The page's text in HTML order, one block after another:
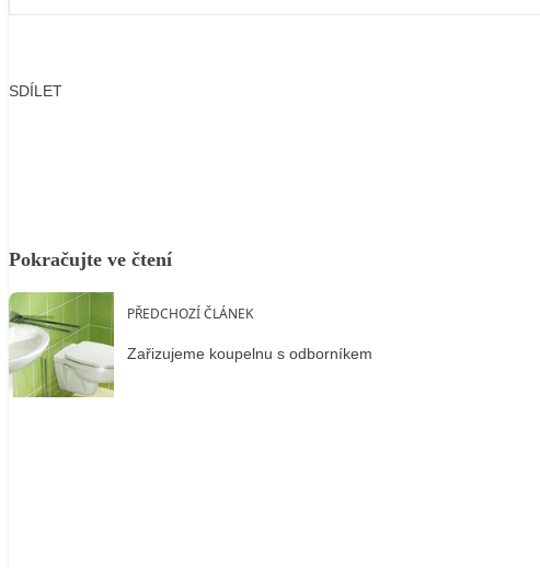
SDÍLET
Pokračujte ve čtení
PŘEDCHOZÍ ČLÁNEK
Zařizujeme koupelnu s odborníkem